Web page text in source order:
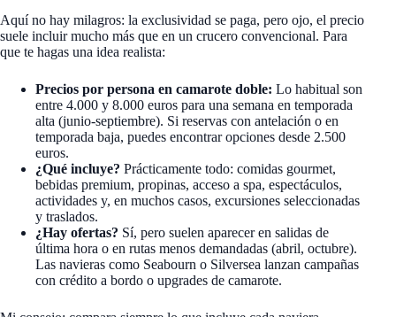
Aquí no hay milagros: la exclusividad se paga, pero ojo, el precio
suele incluir mucho más que en un crucero convencional. Para
que te hagas una idea realista:
Precios por persona en camarote doble: Lo habitual son
entre 4.000 y 8.000 euros para una semana en temporada
alta (junio-septiembre). Si reservas con antelación o en
temporada baja, puedes encontrar opciones desde 2.500
euros.
¿Qué incluye? Prácticamente todo: comidas gourmet,
bebidas premium, propinas, acceso a spa, espectáculos,
actividades y, en muchos casos, excursiones seleccionadas
y traslados.
¿Hay ofertas? Sí, pero suelen aparecer en salidas de
última hora o en rutas menos demandadas (abril, octubre).
Las navieras como Seabourn o Silversea lanzan campañas
con crédito a bordo o upgrades de camarote.